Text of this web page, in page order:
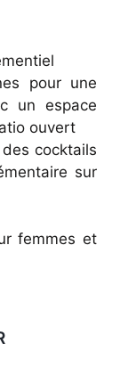
pour une
un espace
ouvert
cocktails
sur
femmes et